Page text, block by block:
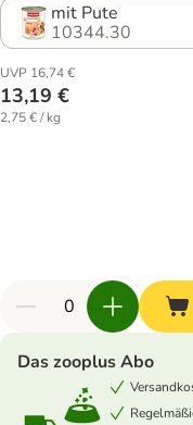
mit Pute
10344.30
UVP 16,74 €
13,19 €
2,75 € / kg
Das zooplus Abo